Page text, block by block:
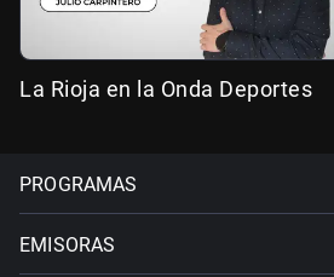
La Rioja en la Onda Deportes
PROGRAMAS
EMISORAS